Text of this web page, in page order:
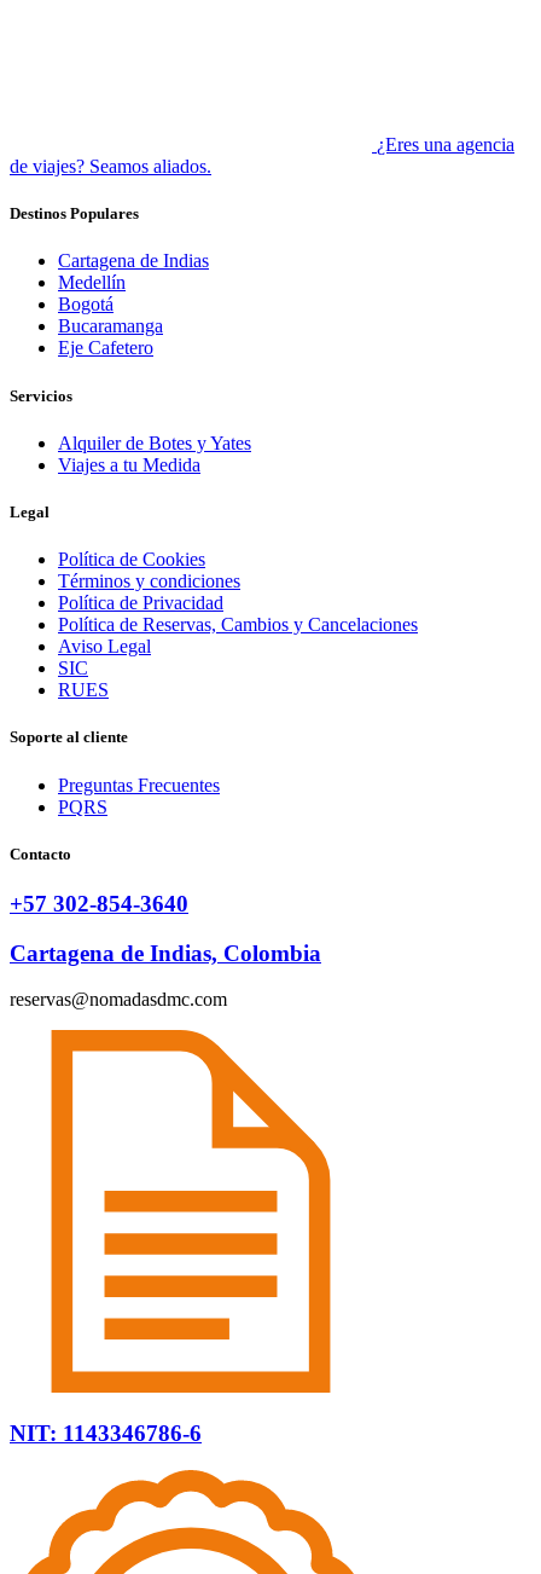
¿Eres una agencia
de viajes? Seamos aliados.
Destinos Populares
Cartagena de Indias
Medellín
Bogotá
Bucaramanga
Eje Cafetero
Servicios
Alquiler de Botes y Yates
Viajes a tu Medida
Legal
Política de Cookies
Términos y condiciones
Política de Privacidad
Política de Reservas, Cambios y Cancelaciones
Aviso Legal
SIC
RUES
Soporte al cliente
Preguntas Frecuentes
PQRS
Contacto
+57 302-854-3640
Cartagena de Indias, Colombia
reservas@nomadasdmc.com
NIT: 1143346786-6